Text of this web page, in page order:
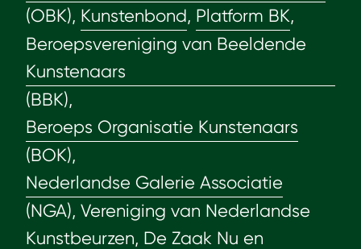
(OBK), Kunstenbond, Platform BK,
Beroepsvereniging van Beeldende
Kunstenaars
(BBK),
Beroeps Organisatie Kunstenaars
(BOK),
Nederlandse Galerie Associatie
(NGA), Vereniging van Nederlandse
Kunstbeurzen, De Zaak Nu en